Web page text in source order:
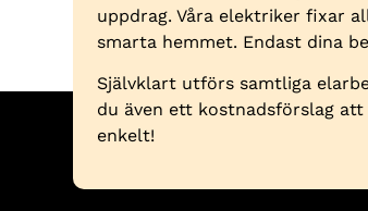
uppdrag. Våra elektriker fixar
smarta hemmet. Endast dina
Självklart utförs samtliga
du även ett kostnadsförslag
enkelt!